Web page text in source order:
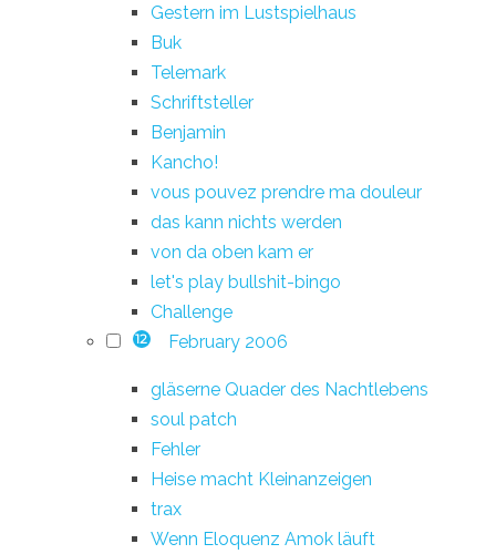
Gestern im Lustspielhaus
Buk
Telemark
Schriftsteller
Benjamin
Kancho!
vous pouvez prendre ma douleur
das kann nichts werden
von da oben kam er
let's play bullshit-bingo
Challenge
12 February 2006
gläserne Quader des Nachtlebens
soul patch
Fehler
Heise macht Kleinanzeigen
trax
Wenn Eloquenz Amok läuft